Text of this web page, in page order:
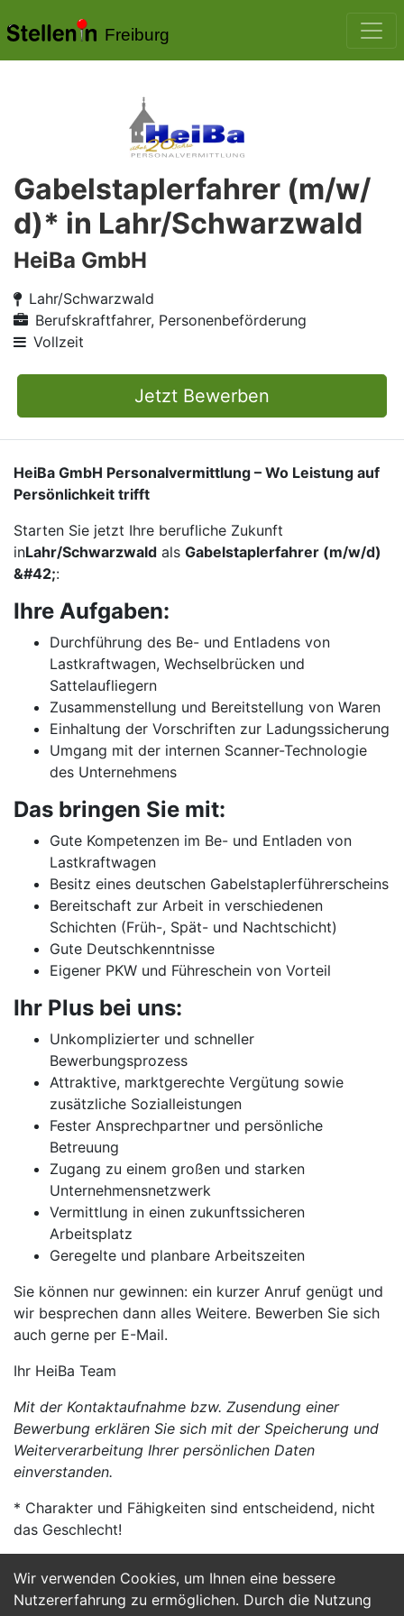
Freiburg
Wir verwenden Cookies, um Ihnen eine bessere
Nutzererfahrung zu ermöglichen. Durch die Nutzung
Gabelstaplerfahrer (m/w/
d)* in Lahr/Schwarzwald
HeiBa GmbH
Lahr/Schwarzwald
Berufskraftfahrer, Personenbeförderung
Vollzeit
Jetzt Bewerben
HeiBa GmbH Personalvermittlung – Wo Leistung auf
Persönlichkeit trifft
Starten Sie jetzt Ihre berufliche Zukunft
inLahr/Schwarzwald als Gabelstaplerfahrer (m/w/d)
&#42;:
Ihre Aufgaben:
Durchführung des Be- und Entladens von
Lastkraftwagen, Wechselbrücken und
Sattelaufliegern
Zusammenstellung und Bereitstellung von Waren
Einhaltung der Vorschriften zur Ladungssicherung
Umgang mit der internen Scanner-Technologie
des Unternehmens
Das bringen Sie mit:
Gute Kompetenzen im Be- und Entladen von
Lastkraftwagen
Besitz eines deutschen Gabelstaplerführerscheins
Bereitschaft zur Arbeit in verschiedenen
Schichten (Früh-, Spät- und Nachtschicht)
Gute Deutschkenntnisse
Eigener PKW und Führeschein von Vorteil
Ihr Plus bei uns:
Unkomplizierter und schneller
Bewerbungsprozess
Attraktive, marktgerechte Vergütung sowie
zusätzliche Sozialleistungen
Fester Ansprechpartner und persönliche
Betreuung
Zugang zu einem großen und starken
Unternehmensnetzwerk
Vermittlung in einen zukunftssicheren
Arbeitsplatz
Geregelte und planbare Arbeitszeiten
Sie können nur gewinnen: ein kurzer Anruf genügt und
wir besprechen dann alles Weitere. Bewerben Sie sich
auch gerne per E-Mail.
Ihr HeiBa Team
Mit der Kontaktaufnahme bzw. Zusendung einer
Bewerbung erklären Sie sich mit der Speicherung und
Weiterverarbeitung Ihrer persönlichen Daten
einverstanden.
* Charakter und Fähigkeiten sind entscheidend, nicht
das Geschlecht!
Jetzt Bewerben